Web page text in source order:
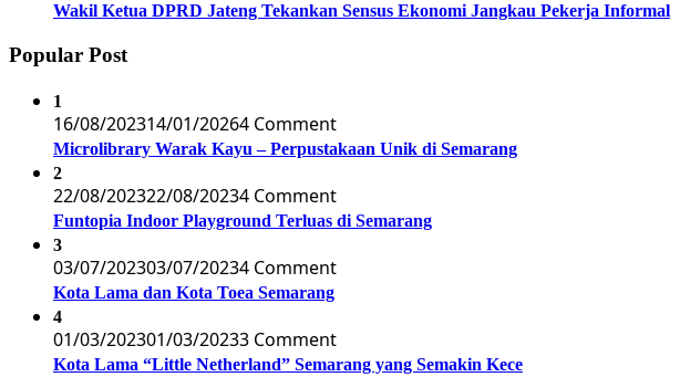
Wakil Ketua DPRD Jateng Tekankan Sensus Ekonomi Jangkau Pekerja Informal
Popular Post
1
16/08/202314/01/20264 Comment
Microlibrary Warak Kayu – Perpustakaan Unik di Semarang
2
22/08/202322/08/20234 Comment
Funtopia Indoor Playground Terluas di Semarang
3
03/07/202303/07/20234 Comment
Kota Lama dan Kota Toea Semarang
4
01/03/202301/03/20233 Comment
Kota Lama “Little Netherland” Semarang yang Semakin Kece